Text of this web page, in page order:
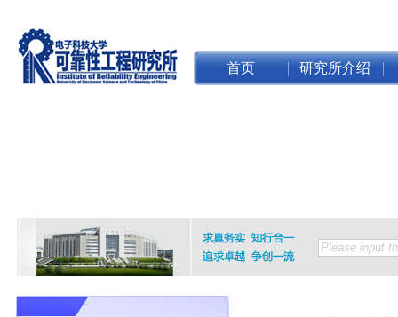
首页 研究所介绍